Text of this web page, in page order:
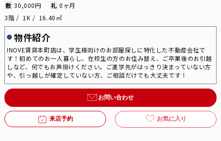
敷 30,000円 礼 0ヶ月
3階
1K 16.40㎡
物件紹介
INOVE賃貸本町店は、学生様向けのお部屋探しに特化した不動産会社で
す！初めてのお一人暮らし、在校生の方のお住み替え、ご卒業後のお引越
しなど、何でもお声掛けください。ご進学先がはっきり決まっていない方
や、引っ越しが確定していない方、ご相談だけでも大丈夫です！
お問い合わせ
来店予約 お気に入り